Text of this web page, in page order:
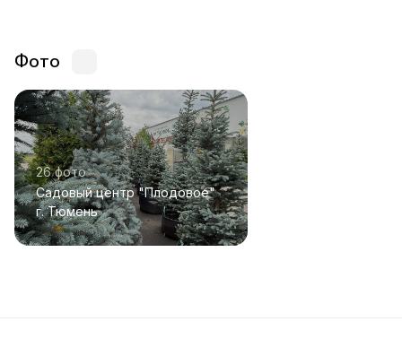
Фото
26 фото
Садовый центр "Плодовое"
г. Тюмень